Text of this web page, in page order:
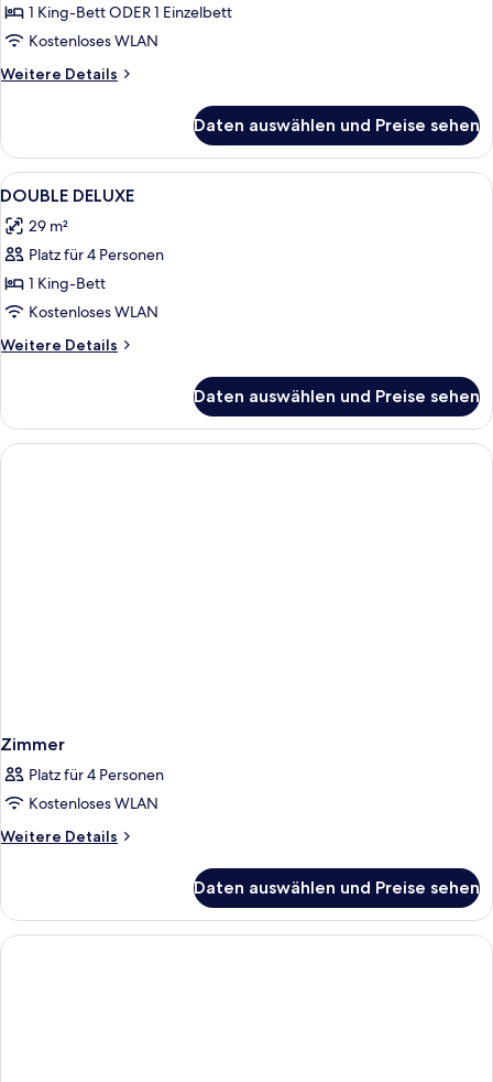
1 King-Bett ODER 1 Einzelbett
Kostenloses WLAN
Weitere Details
Weitere
Daten auswählen und Preise sehen
Alle
Fotos
für
DOUBLE
DELUXE
anzeigen
Ein Hotelzimmer mit Bett,
1
DOUBLE DELUXE
29 m²
Platz für 4 Personen
1 King-Bett
Kostenloses WLAN
Weitere Details
Weitere
DELUXE
Daten auswählen und Preise sehen
Zimmer
Platz für 4 Personen
Kostenloses WLAN
Weitere Details
Weitere
Daten auswählen und Preise sehen